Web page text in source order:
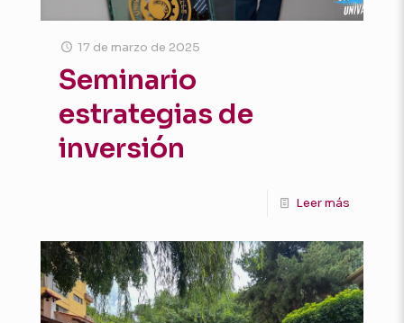
17 de marzo de 2025
Seminario
estrategias de
inversión
Leer más